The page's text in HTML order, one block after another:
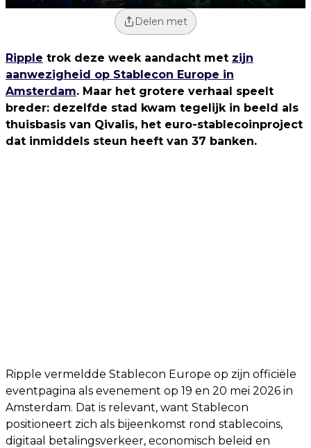
Delen met
Ripple trok deze week aandacht met zijn
aanwezigheid op Stablecon Europe in
Amsterdam. Maar het grotere verhaal speelt
breder: dezelfde stad kwam tegelijk in beeld als
thuisbasis van Qivalis, het euro-stablecoinproject
dat inmiddels steun heeft van 37 banken.
Ripple vermeldde Stablecon Europe op zijn officiële
eventpagina als evenement op 19 en 20 mei 2026 in
Amsterdam. Dat is relevant, want Stablecon
positioneert zich als bijeenkomst rond stablecoins,
digitaal betalingsverkeer, economisch beleid en